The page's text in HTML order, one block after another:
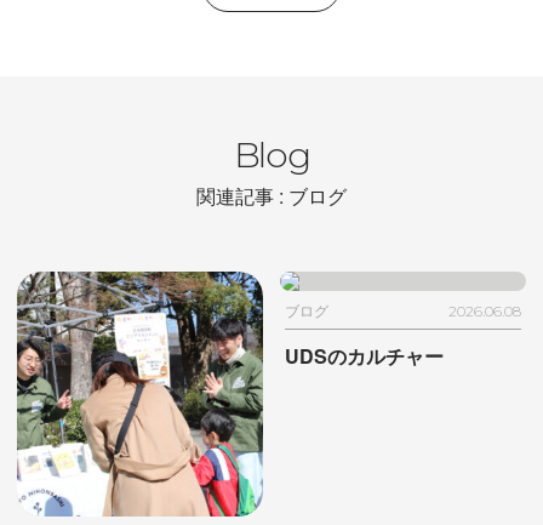
Blog
関連記事 : ブログ
ブログ 2026.06.08
UDSのカルチャー